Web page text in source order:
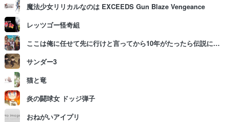
魔法少女リリカルなのは EXCEEDS Gun Blaze Vengeance
レッツゴー怪奇組
ここは俺に任せて先に行けと言ってから10年がたったら伝説になっていた。
サンダー3
猫と竜
炎の闘球女 ドッジ弾子
おねがいアイプリ